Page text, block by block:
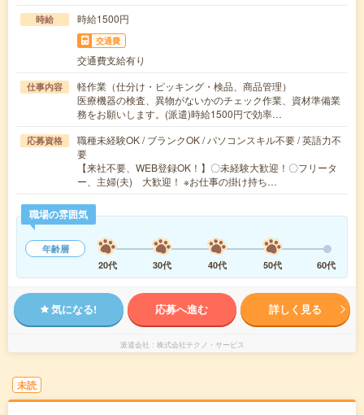
時給 時給1500円
交通費
交通費支給有り
仕事内容
軽作業（仕分け・ピッキング・検品、商品管理）
医療機器の検査、異物がないかのチェック作業、資材準備業
務をお願いします。(派遣)時給1500円で効率…
応募資格
職種未経験OK / ブランクOK / パソコンスキル不要 / 英語力不
要
【来社不要、WEB登録OK！】〇未経験大歓迎！〇フリータ
ー、主婦(夫) 大歓迎！ ※お仕事の掛け持ち…
職場の雰囲気
年齢層
20代
30代 40代 50代 60代
気になる! 応募へ進む 詳しく見る
派遣会社 株式会社テクノ・サービス
未読